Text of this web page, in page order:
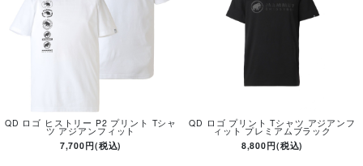
QD ロゴ ヒストリー P2 プリント Tシャ
ツ アジアンフィット
7,700円(税込)
QD ロゴ プリント Tシャツ アジアンフ
ィット プレミアムブラック
8,800円(税込)